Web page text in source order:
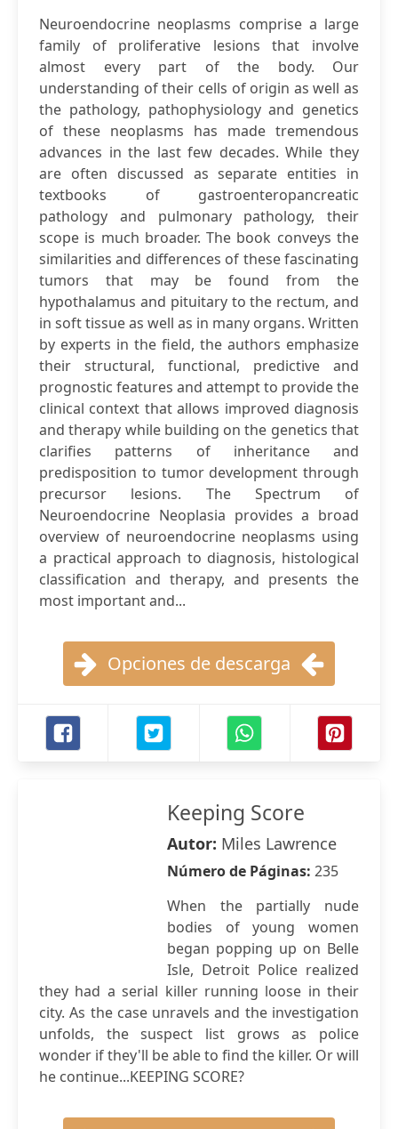
Neuroendocrine neoplasms comprise a large
family of proliferative lesions that involve
almost every part of the body. Our
understanding of their cells of origin as well as
the pathology, pathophysiology and genetics
of these neoplasms has made tremendous
advances in the last few decades. While they
are often discussed as separate entities in
textbooks of gastroenteropancreatic
pathology and pulmonary pathology, their
scope is much broader. The book conveys the
similarities and differences of these fascinating
tumors that may be found from the
hypothalamus and pituitary to the rectum, and
in soft tissue as well as in many organs. Written
by experts in the field, the authors emphasize
their structural, functional, predictive and
prognostic features and attempt to provide the
clinical context that allows improved diagnosis
and therapy while building on the genetics that
clarifies patterns of inheritance and
predisposition to tumor development through
precursor lesions. The Spectrum of
Neuroendocrine Neoplasia provides a broad
overview of neuroendocrine neoplasms using
a practical approach to diagnosis, histological
classification and therapy, and presents the
most important and...
Opciones de descarga
Keeping Score
Autor: Miles Lawrence
Número de Páginas: 235
When the partially nude
bodies of young women
began popping up on Belle
Isle, Detroit Police realized
they had a serial killer running loose in their
city. As the case unravels and the investigation
unfolds, the suspect list grows as police
wonder if they'll be able to find the killer. Or will
he continue...KEEPING SCORE?